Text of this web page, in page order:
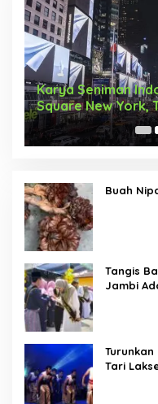
Karya Seniman
Square New York,
Nama Bangsa
Buah
Tangis
Jambi
Tari